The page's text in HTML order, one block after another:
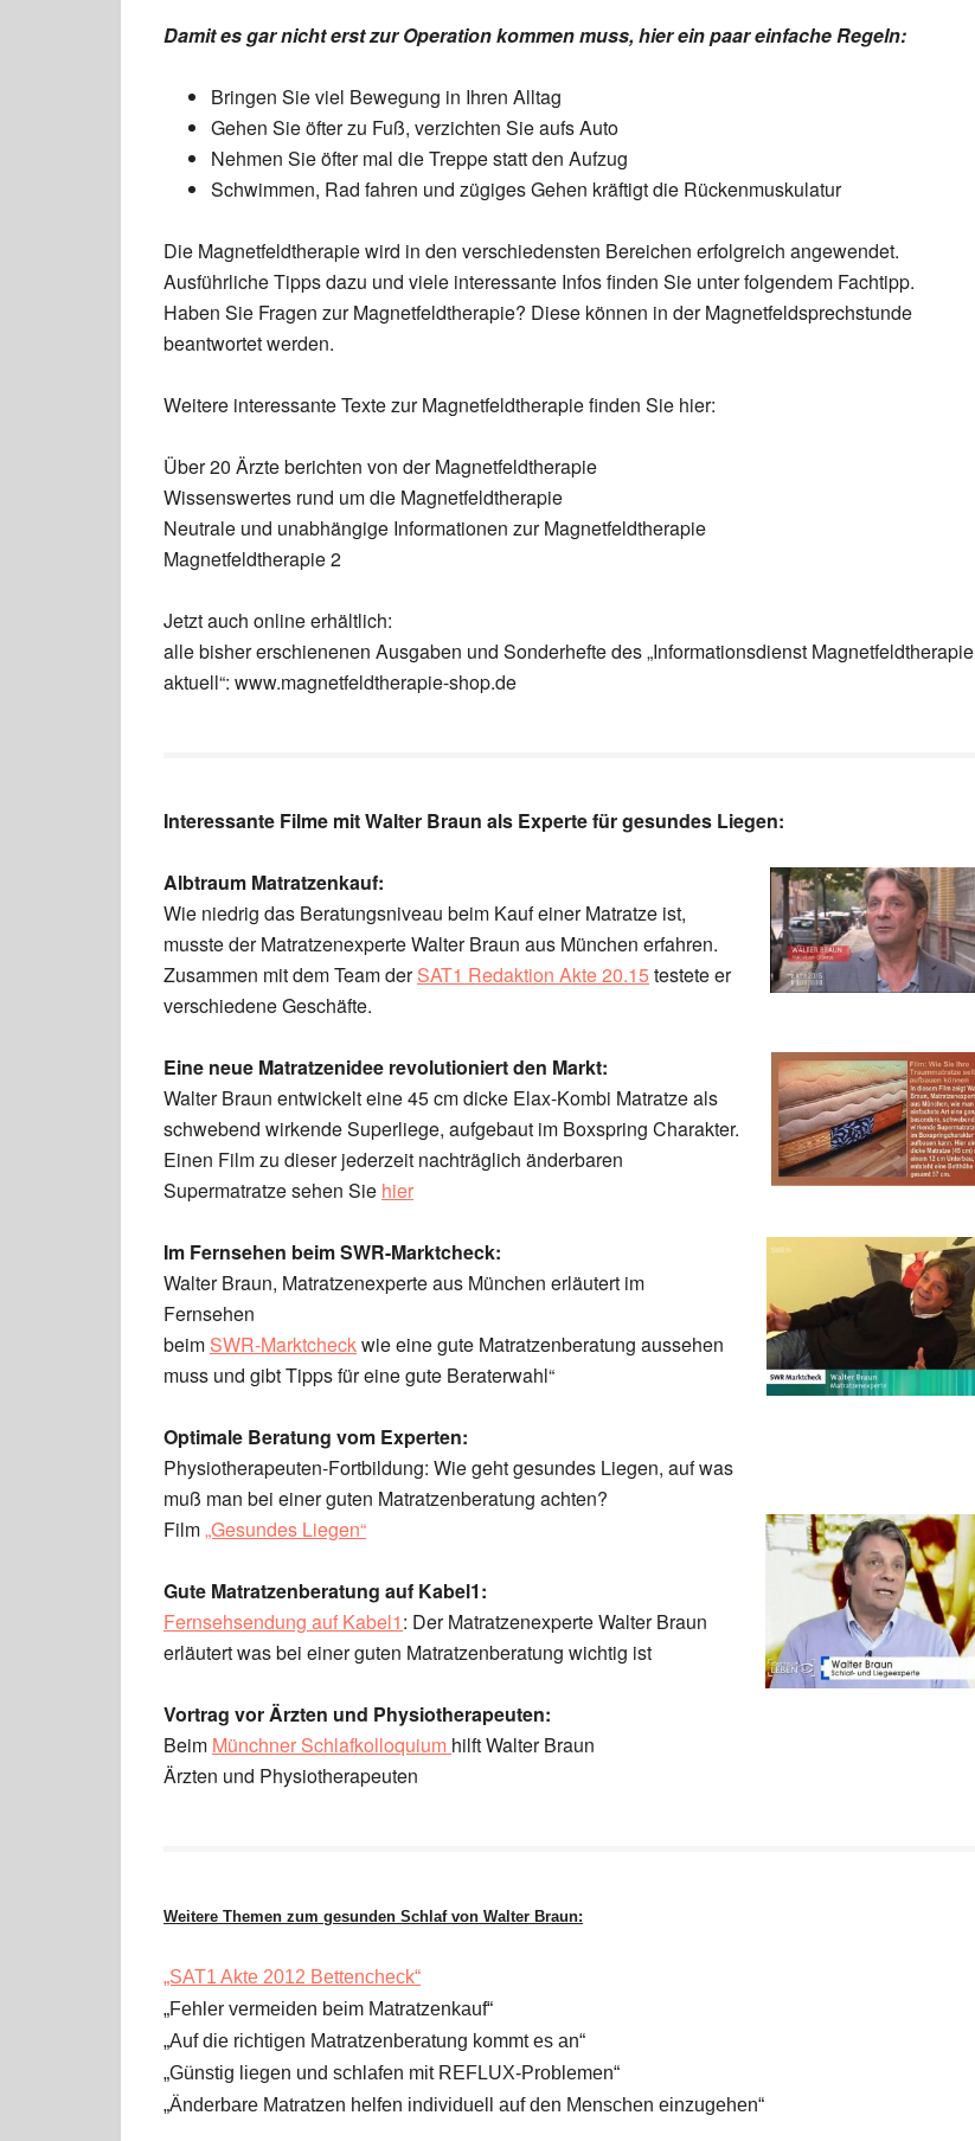
Damit es gar nicht erst zur Operation kommen muss, hier ein paar einfache Regeln:
Bringen Sie viel Bewegung in Ihren Alltag
Gehen Sie öfter zu Fuß, verzichten Sie aufs Auto
Nehmen Sie öfter mal die Treppe statt den Aufzug
Schwimmen, Rad fahren und zügiges Gehen kräftigt die Rückenmuskulatur
Die Magnetfeldtherapie wird in den verschiedensten Bereichen erfolgreich angewendet.
Ausführliche Tipps dazu und viele interessante Infos finden Sie unter folgendem Fachtipp.
Haben Sie Fragen zur Magnetfeldtherapie? Diese können in der Magnetfeldsprechstunde
beantwortet werden.
Weitere interessante Texte zur Magnetfeldtherapie finden Sie hier:
Über 20 Ärzte berichten von der Magnetfeldtherapie
Wissenswertes rund um die Magnetfeldtherapie
Neutrale und unabhängige Informationen zur Magnetfeldtherapie
Magnetfeldtherapie 2
Jetzt auch online erhältlich:
alle bisher erschienenen Ausgaben und Sonderhefte des „Informationsdienst Magnetfeldtherapie
aktuell“: www.magnetfeldtherapie-shop.de
Interessante Filme mit Walter Braun als Experte für gesundes Liegen:
Albtraum Matratzenkauf:
Wie niedrig das Beratungsniveau beim Kauf einer Matratze ist,
musste der Matratzenexperte Walter Braun aus München erfahren.
Zusammen mit dem Team derSAT1 Redaktion Akte 20.15 testete er
verschiedene Geschäfte.
Eine neue Matratzenidee revolutioniert den Markt:
Walter Braun entwickelt eine 45 cm dicke Elax-Kombi Matratze als
schwebend wirkende Superliege, aufgebaut im Boxspring Charakter.
Einen Film zu dieser jederzeit nachträglich änderbaren
Supermatratze sehen Sie hier
Im Fernsehen beim SWR-Marktcheck:
Walter Braun, Matratzenexperte aus München erläutert im
Fernsehen
beim SWR-Marktcheckwie eine gute Matratzenberatung aussehen
muss und gibt Tipps für eine gute Beraterwahl“
Optimale Beratung vom Experten:
Physiotherapeuten-Fortbildung: Wie geht gesundes Liegen, auf was
muß man bei einer guten Matratzenberatung achten?
Film„Gesundes Liegen“
Gute Matratzenberatung auf Kabel1:
Fernsehsendung auf Kabel1: Der Matratzenexperte Walter Braun
erläutert was bei einer guten Matratzenberatung wichtig ist
Vortrag vor Ärzten und Physiotherapeuten:
Beim Münchner Schlafkolloquium hilft Walter Braun
Ärzten und Physiotherapeuten
Weitere Themen zum gesunden Schlaf von Walter Braun:
„SAT1 Akte 2012 Bettencheck“
„Fehler vermeiden beim Matratzenkauf“
„Auf die richtigen Matratzenberatung kommt es an“
„Günstig liegen und schlafen mit REFLUX-Problemen“
„Änderbare Matratzen helfen individuell auf den Menschen einzugehen“